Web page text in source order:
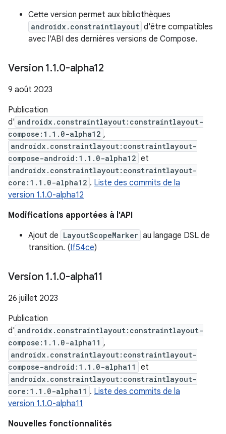
Cette version permet aux bibliothèques
androidx.constraintlayout d'être compatibles
avec l'ABI des dernières versions de Compose.
Version 1.1.0-alpha12
9 août 2023
Publication
d' androidx.constraintlayout:constraintlayout-
compose:1.1.0-alpha12 ,
androidx.constraintlayout:constraintlayout-
compose-android:1.1.0-alpha12 et
androidx.constraintlayout:constraintlayout-
core:1.1.0-alpha12 . Liste des commits de la
version 1.1.0-alpha12
Modifications apportées à l'API
Ajout de LayoutScopeMarker au langage DSL de
transition. (If54ce)
Version 1.1.0-alpha11
26 juillet 2023
Publication
d' androidx.constraintlayout:constraintlayout-
compose:1.1.0-alpha11 ,
androidx.constraintlayout:constraintlayout-
compose-android:1.1.0-alpha11
et
androidx.constraintlayout:constraintlayout-
core:1.1.0-alpha11 . Liste des commits de la
version 1.1.0-alpha11
Nouvelles fonctionnalités